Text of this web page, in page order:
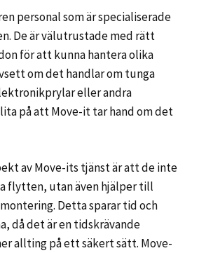
personal som är specialiserade
De är välutrustade med rätt
för att kunna hantera olika
om det handlar om tunga
eller andra
på att Move-it tar hand om det
av Move-its tjänst är att de inte
flytten, utan även hjälper till
Detta sparar tid och
då det är en tidskrävande
allting på ett säkert sätt. Move-